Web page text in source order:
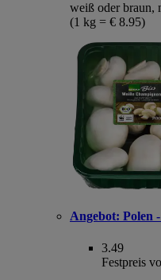
weiß oder braun,
(1 kg = € 8.95)
Angebot: Polen
3.49
Festpreis